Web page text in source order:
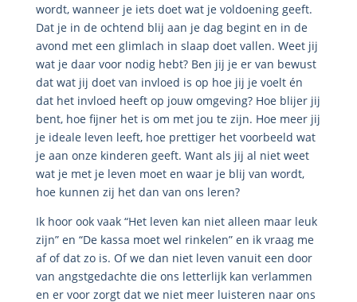
wordt, wanneer je iets doet wat je voldoening geeft.
Dat je in de ochtend blij aan je dag begint en in de
avond met een glimlach in slaap doet vallen. Weet jij
wat je daar voor nodig hebt? Ben jij je er van bewust
dat wat jij doet van invloed is op hoe jij je voelt én
dat het invloed heeft op jouw omgeving? Hoe blijer jij
bent, hoe fijner het is om met jou te zijn. Hoe meer jij
je ideale leven leeft, hoe prettiger het voorbeeld wat
je aan onze kinderen geeft. Want als jij al niet weet
wat je met je leven moet en waar je blij van wordt,
hoe kunnen zij het dan van ons leren?
Ik hoor ook vaak “Het leven kan niet alleen maar leuk
zijn” en “De kassa moet wel rinkelen” en ik vraag me
af of dat zo is. Of we dan niet leven vanuit een door
van angstgedachte die ons letterlijk kan verlammen
en er voor zorgt dat we niet meer luisteren naar ons